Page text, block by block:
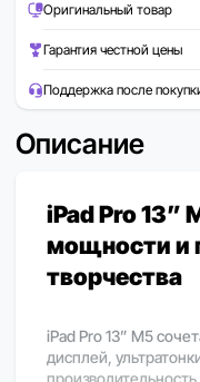
Оригинальный товар
Гарантия честной цены
Поддержка после
Описание
iPad Pro
мощности и
творчества
iPad Pro 13” M5
дисплей,